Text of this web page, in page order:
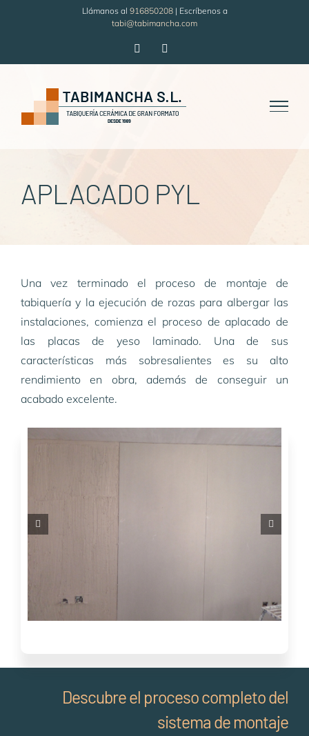
Llámanos al 916850208| Escríbenos a
tabi@tabimancha.com
Facebook
APLACADO PYL
Una vez terminado el proceso de montaje de
tabiquería y la ejecución de rozas para albergar las
instalaciones, comienza el proceso de aplacado de
las placas de yeso laminado. Una de sus
características más sobresalientes es su alto
rendimiento en obra, además de conseguir un
acabado excelente.
Descubre el proceso completo del
sistema de montaje